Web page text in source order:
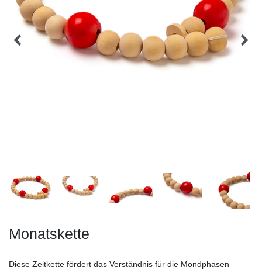
Monatskette
Diese Zeitkette fördert das Verständnis für die Mondphasen